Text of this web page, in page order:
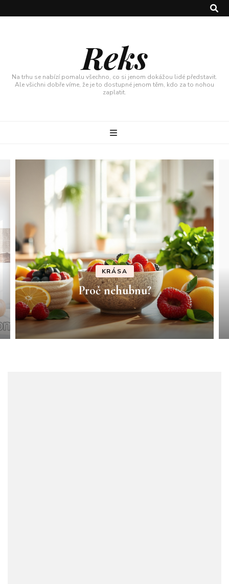
Reks
Na trhu se nabízí pomalu všechno, co si jenom dokážou lidé představit.
Ale všichni dobře víme, že je to dostupné jenom těm, kdo za to nohou
zaplatit.
KRÁSA
Proč nehubnu?